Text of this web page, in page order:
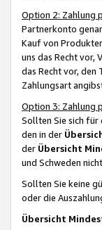
Option 2: Zahlung
Partnerkonto
Kauf von
uns das Recht vor,
das Recht vor,
Zahlungsart
Option 3: Zahlung
Sollten Sie sich für
den in der
der Übersicht
und Schweden
Sollten Sie keine
oder die
Übersicht